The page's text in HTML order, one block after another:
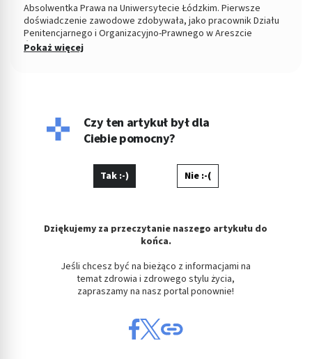
Absolwentka Prawa na Uniwersytecie Łódzkim. Pierwsze
doświadczenie zawodowe zdobywała, jako pracownik Działu
Penitencjarnego i Organizacyjno-Prawnego w Areszcie
Śledczym w Łodzi. Od 2004 roku Zastępca Prezesa i Członek
Pokaż więcej
Czy ten artykuł był dla
Ciebie pomocny?
Tak :-) Nie :-(
Dziękujemy za przeczytanie naszego artykułu do
końca.
Jeśli chcesz być na bieżąco z informacjami na
temat zdrowia i zdrowego stylu życia,
zapraszamy na nasz portal ponownie!